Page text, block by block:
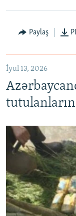
Paylaş
İyul 13, 2026
tutulanların